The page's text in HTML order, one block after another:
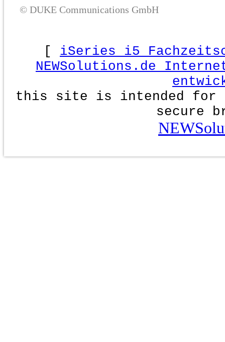
© DUKE Communications GmbH
[ iSeries i5
NEWSolutions.de
this site is intended for
secure